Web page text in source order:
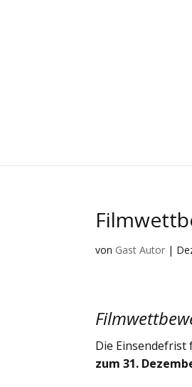
von Gast Autor |
Die Einsendefrist
zum 31.